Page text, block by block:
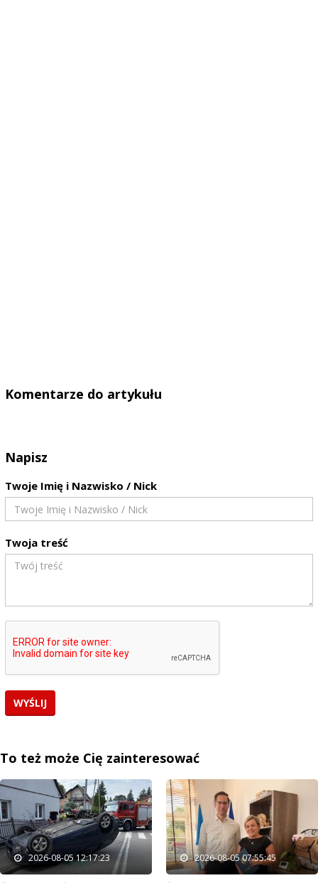
Komentarze do artykułu
Napisz
Twoje Imię i Nazwisko / Nick
Twoja treść
To też może Cię zainteresować
2026-08-05 12:17:23 2026-08-05 07:55:45